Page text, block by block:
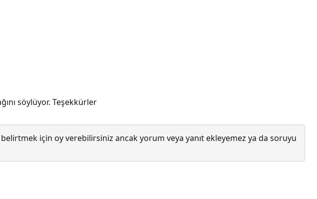
söylüyor. Teşekkürler
için oy verebilirsiniz ancak yorum veya yanıt ekleyemez ya da soruyu